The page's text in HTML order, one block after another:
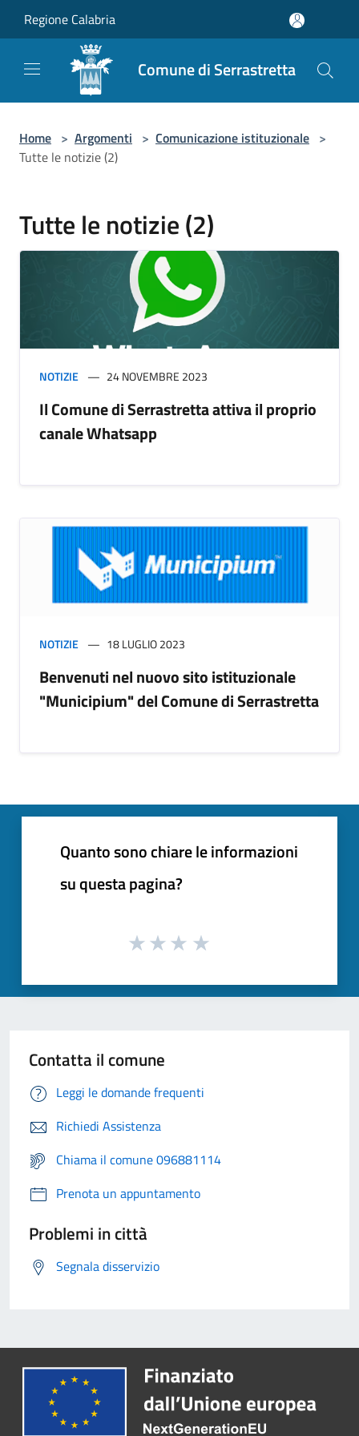
Regione Calabria
Comune di Serrastretta
Home > Argomenti > Comunicazione istituzionale >
Tutte le notizie (2)
Tutte le notizie (2)
NOTIZIE 24 NOVEMBRE 2023
Il Comune di Serrastretta attiva il proprio
canale Whatsapp
NOTIZIE 18 LUGLIO 2023
Benvenuti nel nuovo sito istituzionale
"Municipium" del Comune di Serrastretta
Quanto sono chiare le informazioni
su questa pagina?
Contatta il comune
Leggi le domande frequenti
Richiedi Assistenza
Chiama il comune 096881114
Prenota un appuntamento
Problemi in città
Segnala disservizio